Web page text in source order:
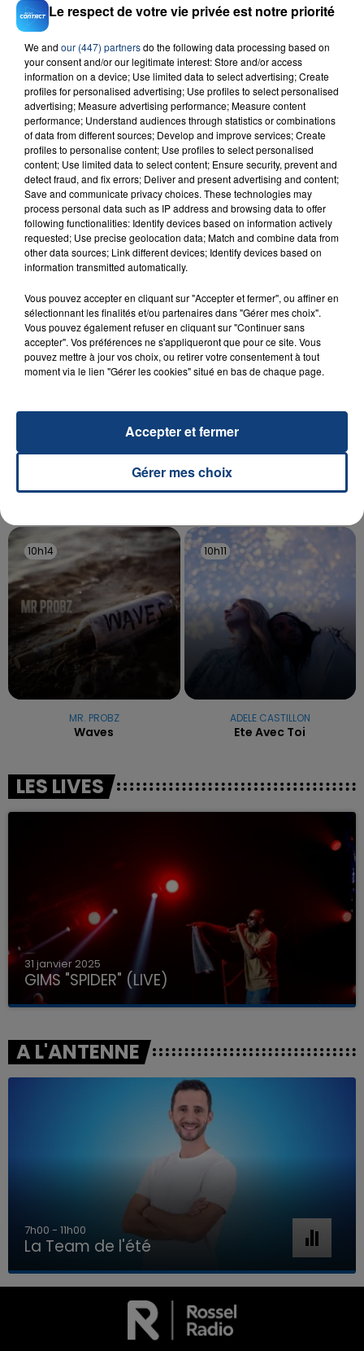
LA TEAM DE L'ÉTÉ
FIL D'ACTU
23 juillet 2026
INCENDIE MORTEL À LENS : UNE FEMME ET
SON BÉBÉ ENTRE LA VIE ET LA...
Un homme s'est immolé par le feu après avoir
aspergé sa compagne et leur bébé de trois mois
UNE ADOLESCENTE DEVANT SE FAIRE
OPÉRER DE LA CHEVILLE RESSORT DE LA...
reconnu sa responsabilité et présenté ses
excuses.
TITRES DIFFUSÉS
10h14
10h14
MR. PROBZ
Waves
10h11
10h11
ADELE CASTILLON
Ete Avec Toi
LES LIVES
31 janvier 2025
GIMS "SPIDER" (LIVE)
A L'ANTENNE
7h00 - 11h00
La Team de l'été
Le respect de votre vie privée est notre priorité
We and our (447) partnersdo the following data processing based on
your consent and/or our legitimate interest: Store and/or access
information on a device; Use limited data to select advertising; Create
profiles for personalised advertising; Use profiles to select personalised
advertising; Measure advertising performance; Measure content
performance; Understand audiences through statistics or combinations
of data from different sources; Develop and improve services; Create
profiles to personalise content; Use profiles to select personalised
content; Use limited data to select content; Ensure security, prevent and
detect fraud, and fix errors; Deliver and present advertising and content;
Save and communicate privacy choices. These technologies may
process personal data such as IP address and browsing data to offer
following functionalities: Identify devices based on information actively
requested; Use precise geolocation data; Match and combine data from
other data sources; Link different devices; Identify devices based on
information transmitted automatically.
Vous pouvez accepter en cliquant sur "Accepter et fermer", ou affiner en
sélectionnant les finalités et/ou partenaires dans "Gérer mes choix".
Vous pouvez également refuser en cliquant sur "Continuer sans
accepter". Vos préférences ne s'appliqueront que pour ce site. Vous
pouvez mettre à jour vos choix, ou retirer votre consentement à tout
moment via le lien "Gérer les cookies" situé en bas de chaque page.
Gérer mes choix
Accepter et fermer